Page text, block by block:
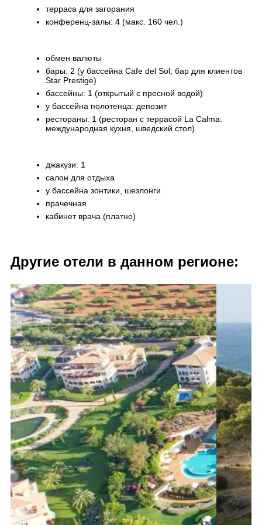
терраса для загорания
конференц-залы: 4 (макс. 160 чел.)
обмен валюты
бары: 2 (у бассейна Cafe del Sol; бар для клиентов
Star Prestige)
бассейны: 1 (открытый с пресной водой)
у бассейна полотенца: депозит
рестораны: 1 (ресторан с террасой La Calma:
международная кухня, шведский стол)
джакузи: 1
салон для отдыха
у бассейна зонтики, шезлонги
прачечная
кабинет врача (платно)
Другие отели в данном регионе: